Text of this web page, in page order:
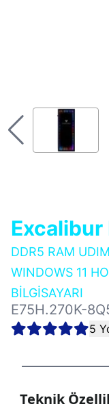
Excalibur
DDR5 RAM
WINDOWS 11
BİLGİSAYARI
E75H.270K-
5
Teknik